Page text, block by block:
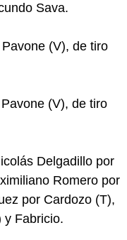
Sava.
(V), de tiro
(V), de tiro
Delgadillo por
Romero por
por Cardozo (T),
y Fabricio.